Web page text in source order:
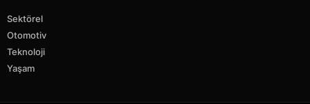
Sektörel
Otomotiv
Teknoloji
Yaşam